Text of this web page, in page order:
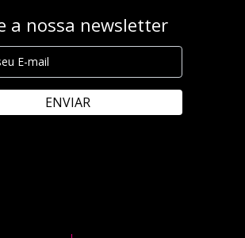
a nossa newsletter
ENVIAR